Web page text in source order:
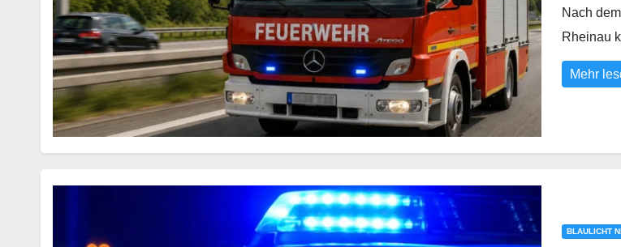
Nach
Rheinau
Mehr
BLAULICHT